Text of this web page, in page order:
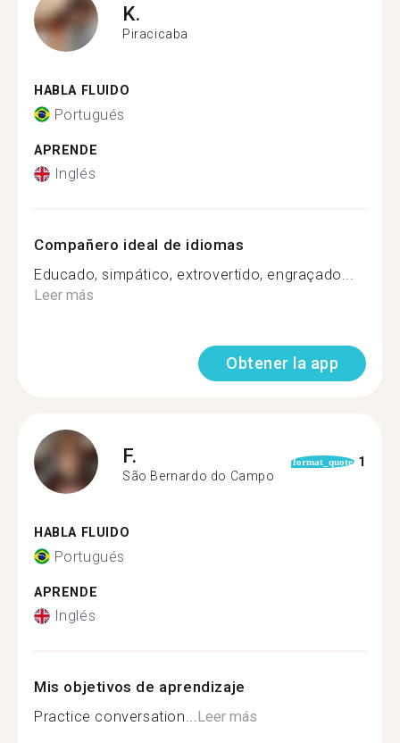
K.
Piracicaba
HABLA FLUIDO
Portugués
APRENDE
Inglés
Compañero ideal de idiomas
Educado, simpático, extrovertido, engraçado...
Leer más
Obtener la app
F.
São Bernardo do Campo
format_quote 1
HABLA FLUIDO
Portugués
APRENDE
Inglés
Mis objetivos de aprendizaje
Practice conversation...Leer más